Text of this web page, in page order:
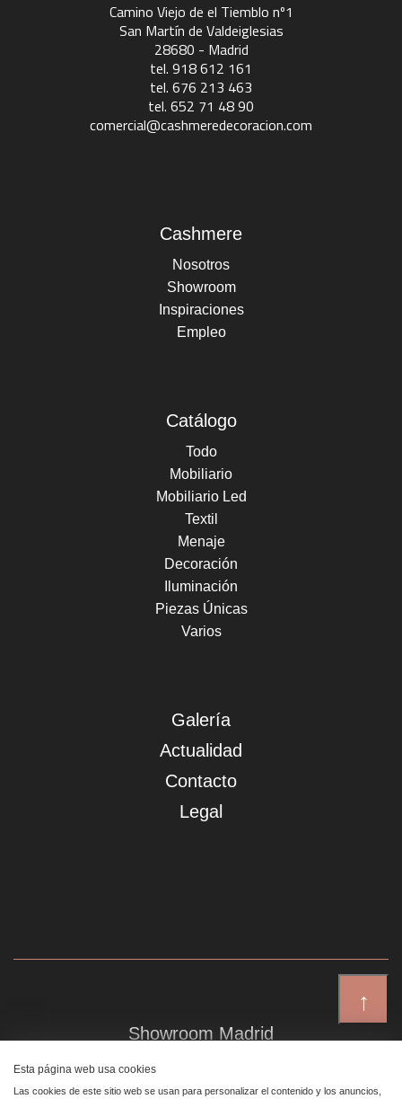
↑
Camino Viejo de el Tiemblo nº1
San Martín de Valdeiglesias
28680 - Madrid
tel. 918 612 161
tel. 676 213 463
tel. 652 71 48 90
comercial@cashmeredecoracion.com
Cashmere
Nosotros
Showroom
Inspiraciones
Empleo
Catálogo
Todo
Mobiliario
Mobiliario Led
Textil
Menaje
Decoración
Iluminación
Piezas Únicas
Varios
Galería
Actualidad
Contacto
Legal
Showroom Madrid
Plaza de Canalejas 6, 4 izq
Centro, 28014 Madrid
Esta página web usa cookies
Las cookies de este sitio web se usan para personalizar el contenido y los anuncios,